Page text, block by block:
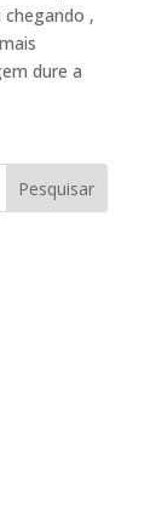
chegando ,
dure a
Pesquisar